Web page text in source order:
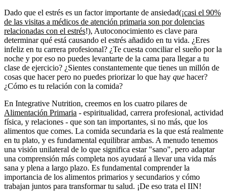
Dado que el estrés es un factor importante de ansiedad(¡casi el 90%
de las visitas a médicos de atención primaria son por dolencias
relacionadas con el estrés!), Autoconocimiento es clave para
determinar qué está causando el estrés añadido en tu vida. ¿Eres
infeliz en tu carrera profesional? ¿Te cuesta conciliar el sueño por la
noche y por eso no puedes levantarte de la cama para llegar a tu
clase de ejercicio? ¿Sientes constantemente que tienes un millón de
cosas que hacer pero no puedes priorizar lo que hay que hacer?
¿Cómo es tu relación con la comida?
En Integrative Nutrition, creemos en los cuatro pilares de
Alimentación Primaria - espiritualidad, carrera profesional, actividad
física, y relaciones - que son tan importantes, si no más, que los
alimentos que comes. La comida secundaria es la que está realmente
en tu plato, y es fundamental equilibrar ambas. A menudo tenemos
una visión unilateral de lo que significa estar "sano", pero adaptar
una comprensión más completa nos ayudará a llevar una vida más
sana y plena a largo plazo. Es fundamental comprender la
importancia de los alimentos primarios y secundarios y cómo
trabajan juntos para transformar tu salud. ¡De eso trata el IIN!